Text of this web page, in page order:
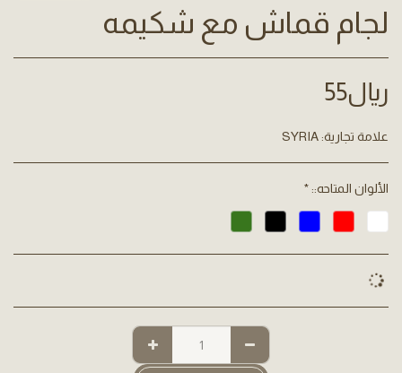
لجام قماش مع شكيمه
﷼55
علامة تجارية:SYRIA
الألوان المتاحه::*